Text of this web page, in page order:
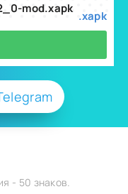
mod.xapk .xapk
- 50 знаков.